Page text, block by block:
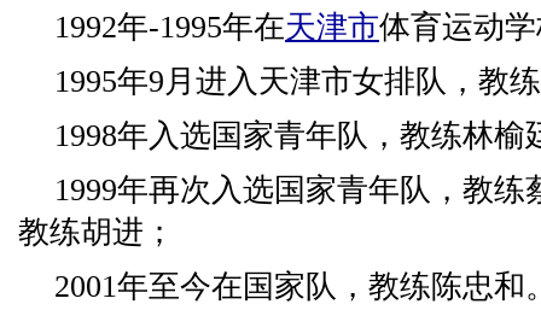
1992年-1995年在天津市体育运动
1995年9月进入天津市女排队，教
1998年入选国家青年队，教练林榆
1999年再次入选国家青年队，教
教练胡进；
2001年至今在国家队，教练陈忠和